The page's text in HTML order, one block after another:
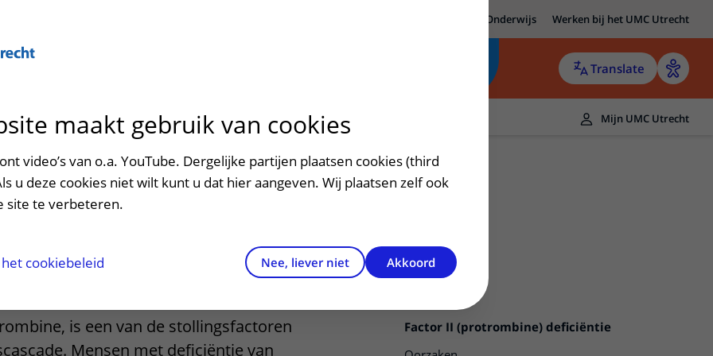
Onderwijs Werken bij het UMC Utrecht
Translate
patiëntportaal
het ziekenhuis
en voorzieningen
en veiligheid
Contact en route
Contactgegevens
Contact met polikliniek
Verwijzers
Teleconsult aanvragen
Zorgverlenersportaal
Mijn UMC Utrecht
(protrombine)
Factor II (protrombine) deficiëntie
is een van de stollingsfactoren
Mensen met deficiëntie van
maakt gebruik van cookies
video’s van o.a. YouTube. Dergelijke partijen plaatsen cookies (third
u deze cookies niet wilt kunt u dat hier aangeven. Wij plaatsen zelf ook
site te verbeteren.
cookiebeleid Nee, liever niet Akkoord